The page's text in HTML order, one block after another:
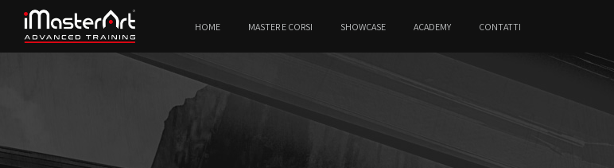
HOME MASTER E CORSI SHOWCASE ACADEMY CONTATTI